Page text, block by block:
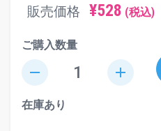
販売価格 ¥528 (税込)
ご購入数量
remove add
在庫あり